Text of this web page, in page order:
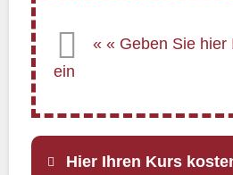
Hier Ihren Kurs